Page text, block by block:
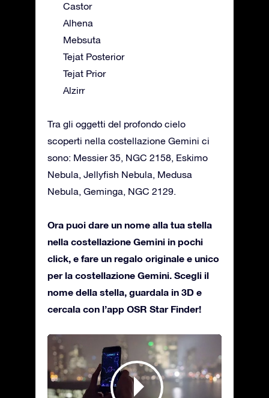
Castor
Alhena
Mebsuta
Tejat Posterior
Tejat Prior
Alzirr
Tra gli oggetti del profondo cielo
scoperti nella costellazione Gemini ci
sono: Messier 35, NGC 2158, Eskimo
Nebula, Jellyfish Nebula, Medusa
Nebula, Geminga, NGC 2129.
Ora puoi dare un nome alla tua stella
nella costellazione Gemini in pochi
click, e fare un regalo originale e unico
per la costellazione Gemini. Scegli il
nome della stella, guardala in 3D e
cercala con l’app OSR Star Finder!